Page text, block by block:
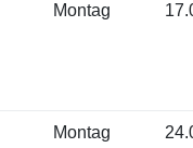
Montag
Montag